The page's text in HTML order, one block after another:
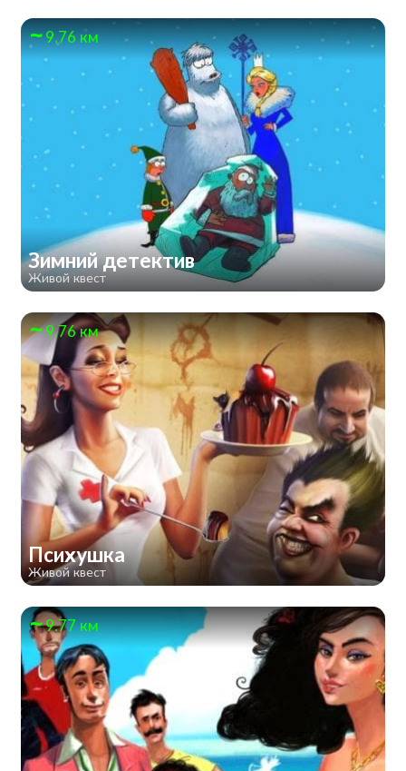
9.76 км
Зимний детектив
Живой квест
9.76 км
Психушка
Живой квест
9.77 км